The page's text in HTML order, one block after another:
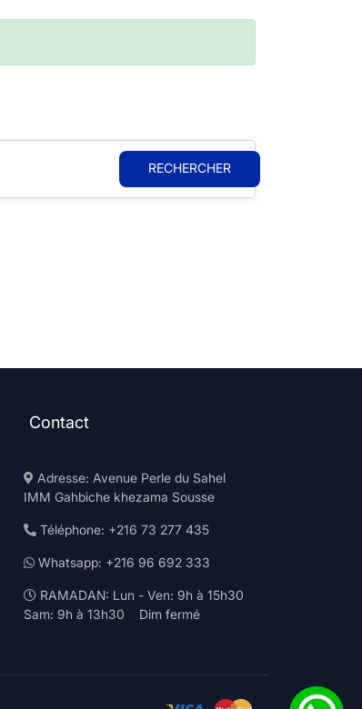
RECHERCHER
Contact
Adresse: Avenue Perle du Sahel
IMM Gahbiche khezama Sousse
Téléphone: +216 73 277 435
Whatsapp: +216 96 692 333
RAMADAN: Lun - Ven: 9h à 15h30
Sam: 9h à 13h30 Dim fermé